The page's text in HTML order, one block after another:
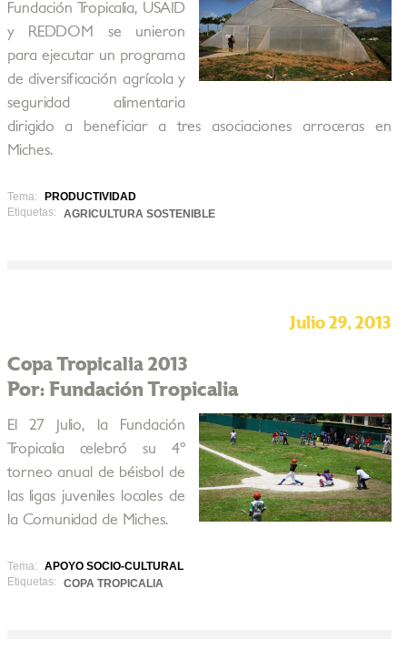
Fundación Tropicalia, USAID
y REDDOM se unieron
para ejecutar un programa
de diversificación agrícola y
seguridad alimentaria
dirigido a beneficiar a tres asociaciones arroceras en
Miches.
Tema:
PRODUCTIVIDAD
Etiquetas:
AGRICULTURA SOSTENIBLE
Julio 29, 2013
Copa Tropicalia 2013
Por: Fundación Tropicalia
El 27 Julio, la Fundación
Tropicalia celebró su 4º
torneo anual de béisbol de
las ligas juveniles locales de
la Comunidad de Miches.
Tema:
APOYO SOCIO-CULTURAL
Etiquetas:
COPA TROPICALIA